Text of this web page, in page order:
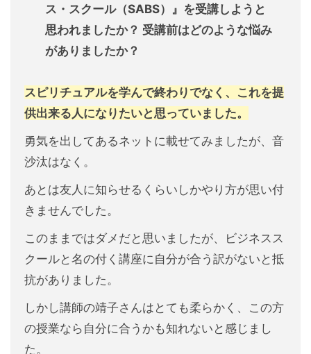
ス・スクール（SABS）』を受講しようと
思われましたか？ 受講前はどのような悩み
がありましたか？
スピリチュアルを学んで終わりでなく、これを提
供出来る人になりたいと思っていました。
勇気を出してあるネットに載せてみましたが、音
沙汰はなく。
あとは友人に知らせるくらいしかやり方が思い付
きませんでした。
このままではダメだと思いましたが、ビジネスス
クールと名の付く講座に自分が合う訳がないと抵
抗がありました。
しかし講師の靖子さんはとても柔らかく、この方
の授業なら自分に合うかも知れないと感じまし
た。